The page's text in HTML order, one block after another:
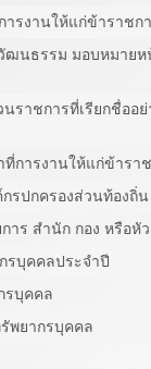
รงานให้แก่ข้าราชก
ฒนธรรม มอบหมาย
ราชการที่เรียกชื่ออ
การงานให้แก่ข้ารา
รปกครองส่วนท้องถิ่น
าร สำนัก กอง หรือหั
รบุคคลประจำปี
รบุคคล
พยากรบุคคล